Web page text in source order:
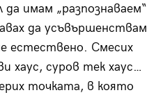
да имам „разпознаваем“
да усъвършенствам
естествено. Смесих
хаус, суров тек хаус…
точката, в която